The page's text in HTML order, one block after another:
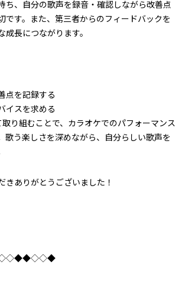
ち、自分の歌声を録音・確認しながら改善点
です。また、第三者からのフィードバックを
長につながります。
点を記録する
イスを求める
り組むことで、カラオケでのパフォーマンス
歌う楽しさを深めながら、自分らしい歌声を
きありがとうございました！